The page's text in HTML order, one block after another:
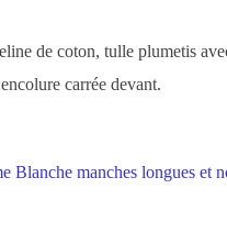
de coton, tulle plumetis
carrée devant.